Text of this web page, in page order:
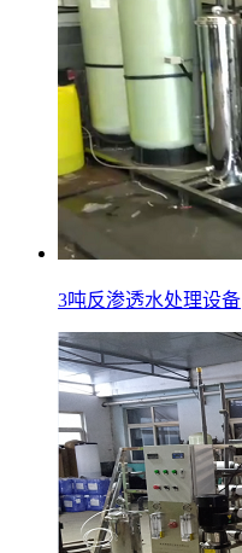
3吨反渗透水处理设备